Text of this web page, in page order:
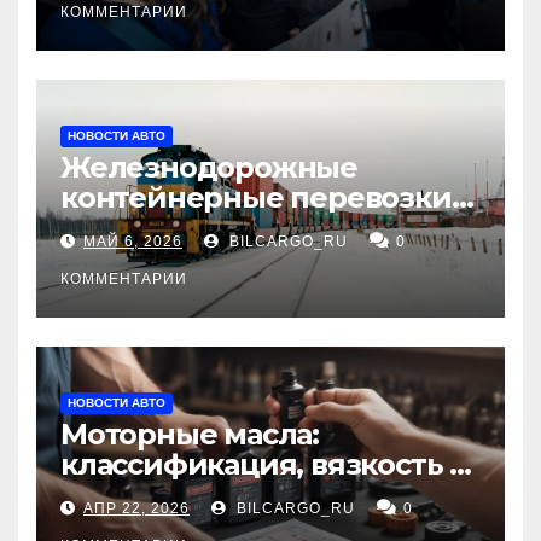
КОММЕНТАРИИ
НОВОСТИ АВТО
Железнодорожные
контейнерные перевозки
из Китая в Россию:
маршруты, сроки и
требования
МАЙ 6, 2026 BILCARGO_RU 0
КОММЕНТАРИИ
НОВОСТИ АВТО
Моторные масла:
классификация, вязкость и
рекомендации по выбору
для различных типов
АПР 22, 2026 BILCARGO_RU 0